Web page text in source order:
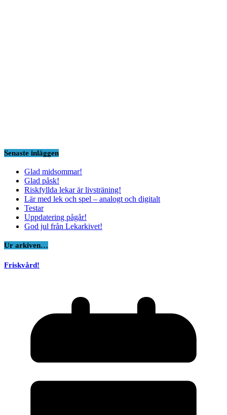
Senaste inläggen
Glad midsommar!
Glad påsk!
Riskfyllda lekar är livsträning!
Lär med lek och spel – analogt och digitalt
Testar
Uppdatering pågår!
God jul från Lekarkivet!
Ur arkiven…
Friskvård!